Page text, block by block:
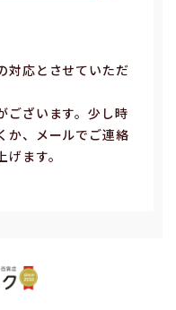
対応とさせていただ
ございます。少し時
か、メールでご連絡
ます。